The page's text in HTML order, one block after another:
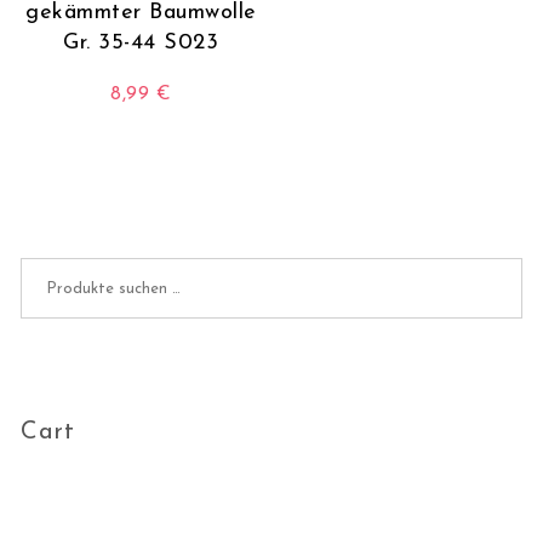
gekämmter Baumwolle
Gr. 35-44 S023
8,99 €
Cart